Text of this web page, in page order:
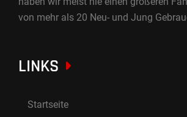
von mehr als 20 Neu- und Jung
LINKS
Startseite